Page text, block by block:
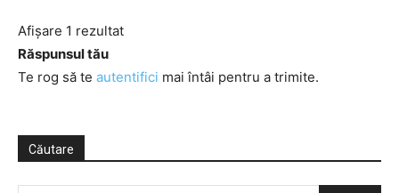
Afișare 1 rezultat
Răspunsul tău
Te rog să te autentifici mai întâi pentru a trimite.
Căutare